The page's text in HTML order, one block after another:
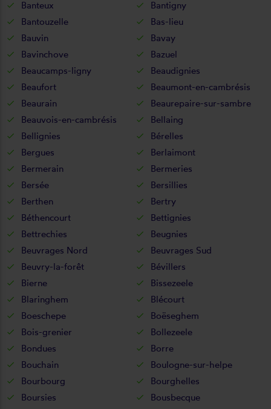
Banteux
Bantigny
Bantouzelle
Bas-lieu
Bauvin
Bavay
Bavinchove
Bazuel
Beaucamps-ligny
Beaudignies
Beaufort
Beaumont-en-cambrésis
Beaurain
Beaurepaire-sur-sambre
Beauvois-en-cambrésis
Bellaing
Bellignies
Bérelles
Bergues
Berlaimont
Bermerain
Bermeries
Bersée
Bersillies
Berthen
Bertry
Béthencourt
Bettignies
Bettrechies
Beugnies
Beuvrages Nord
Beuvrages Sud
Beuvry-la-forêt
Bévillers
Bierne
Bissezeele
Blaringhem
Blécourt
Boeschepe
Boëseghem
Bois-grenier
Bollezeele
Bondues
Borre
Bouchain
Boulogne-sur-helpe
Bourbourg
Bourghelles
Boursies
Bousbecque